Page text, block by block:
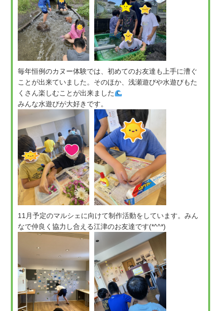
毎年恒例のカヌー体験では、初めてのお友達も上手に漕ぐ
ことが出来ていました。そのほか、浅瀬遊びや水遊びもた
くさん楽しむことが出来ました
みんな水遊びが大好きです。
11月予定のマルシェに向けて制作活動をしています。みん
なで仲良く協力し合える江津のお友達です(*^^*)